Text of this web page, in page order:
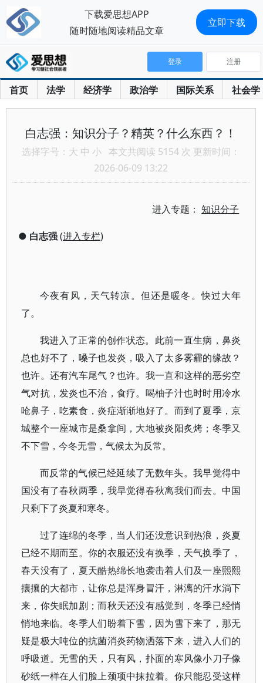
首页 法学 经济学 政治学 国际关系 社会学
登录 注册
白志强：知识分子？精英？什么东西？！
选择字号： 大 中 小 本文共阅读 5154 次 更新时间：
2026-06-09 13:22
进入专题：知识分子
● 白志强(进入专栏)
今夜有风，天气转凉。但还是暖冬。快过大年
了。
我进入了正常的创作状态。此前一直生病，鼻炎
总也好不了，嗓子也发炎，吸入了太多雾霾的缘故？
也许。还有汽车尾气？也许。我一直和这样的恶劣空
气对抗，发炎也不治，食疗。喝柚子汁也时时用冷水
呛鼻子，吃素食，炎症渐渐地好了。而到了夏季，京
城整个一座城市是桑拿间，大地被炎阳炙烤；冬季又
不下雪，今冬无雪，气候太为反常。
而反常的气候已经延续了无数年头。我早觉得中
国没有了春秋两季，我早觉得春秋离我们而去。中国
只剩下了炎夏和寒冬。
过了连绵的冬季，当人们还没意识到热浪，炎夏
已经不期而至。你的衣服还没有换季，天气换季了，
春天没有了，夏天酷热绵长地袭击着人们及一座熙熙
攘攘的大都市，让你总是浑身冒汗，淋漓的汗水淌下
来，你失眠加剧；而秋天还没有感觉到，冬季已经悄
悄地来临。冬季人们盼着下雪，因为雪下来了，那无
疑是极大吨位的抗菌消炎药物洒落下来，进入人们的
呼吸道。无雪的天，只有风，扑面的寒风像小刀子像
砂纸一样在人们脸上颈项中抹拉着。你只能忍受这样
下载爱思想APP
随时随地阅读精品文章
立即下载